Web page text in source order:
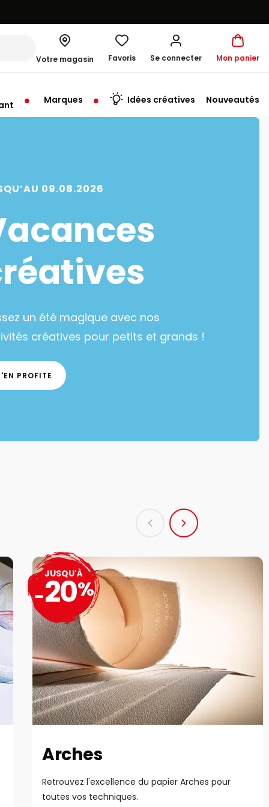
Votre magasin
à 19:30
Favoris Se connecter Mon panier
Marques Idées créatives Nouveautés
09.08.2026
un été magique avec nos
créatives pour petits et grands !
PROFITE
Arches
Retrouvez l'excellence du papier Arches pour
toutes vos techniques.
JUSQU'À
-20%